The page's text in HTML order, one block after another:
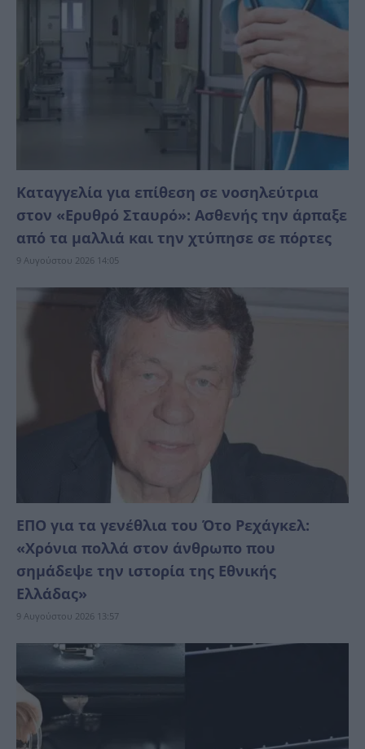
Καταγγελία για επίθεση σε νοσηλεύτρια
στον «Ερυθρό Σταυρό»: Ασθενής την άρπαξε
από τα μαλλιά και την χτύπησε σε πόρτες
9 Αυγούστου 2026 14:05
ΕΠΟ για τα γενέθλια του Ότο Ρεχάγκελ:
«Χρόνια πολλά στον άνθρωπο που
σημάδεψε την ιστορία της Εθνικής
Ελλάδας»
9 Αυγούστου 2026 13:57